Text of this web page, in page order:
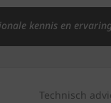
kennis en
Technisch